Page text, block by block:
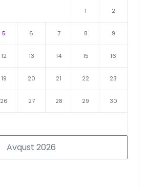
Avqust 2026
1 2
5 6 7 8 9
12 13 14 15 16
19 20 21 22 23
26 27 28 29 30